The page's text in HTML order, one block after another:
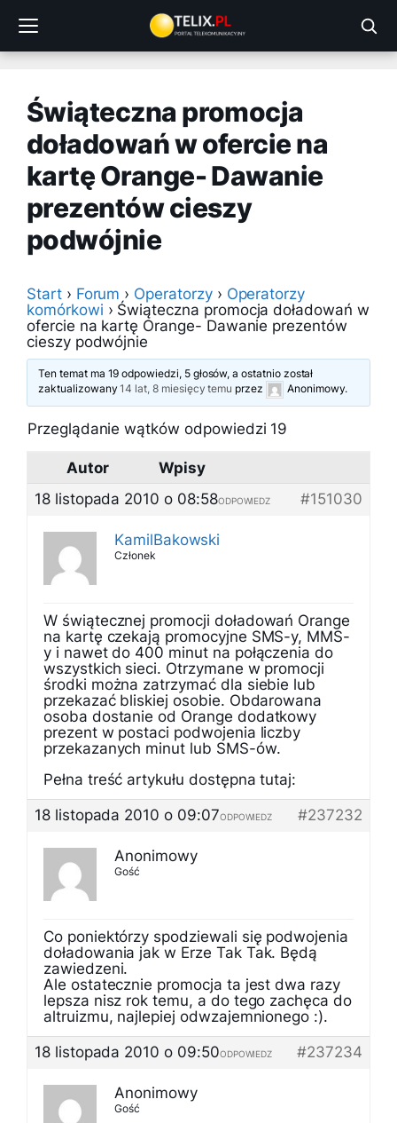
treści
Świąteczna promocja
doładowań w ofercie na
kartę Orange- Dawanie
prezentów cieszy
podwójnie
Start › Forum › Operatorzy › Operatorzy
komórkowi › Świąteczna promocja doładowań w
ofercie na kartę Orange- Dawanie prezentów
cieszy podwójnie
Ten temat ma 19 odpowiedzi, 5 głosów, a ostatnio został
zaktualizowany14 lat, 8 miesięcy temu przez Anonimowy.
Przeglądanie wątków odpowiedzi 19
Autor
Wpisy
18 listopada 2010 o 08:58
#151030
ODPOWIEDZ
KamilBakowski
Członek
W świątecznej promocji doładowań Orange
na kartę czekają promocyjne SMS-y, MMS-
y i nawet do 400 minut na połączenia do
wszystkich sieci. Otrzymane w promocji
środki można zatrzymać dla siebie lub
przekazać bliskiej osobie. Obdarowana
osoba dostanie od Orange dodatkowy
prezent w postaci podwojenia liczby
przekazanych minut lub SMS-ów.
Pełna treść artykułu dostępna tutaj:
18 listopada 2010 o 09:07
#237232
ODPOWIEDZ
Anonimowy
Gość
Co poniektórzy spodziewali się podwojenia
doładowania jak w Erze Tak Tak. Będą
zawiedzeni.
Ale ostatecznie promocja ta jest dwa razy
lepsza nisz rok temu, a do tego zachęca do
altruizmu, najlepiej odwzajemnionego :).
18 listopada 2010 o 09:50
#237234
ODPOWIEDZ
Anonimowy
Gość